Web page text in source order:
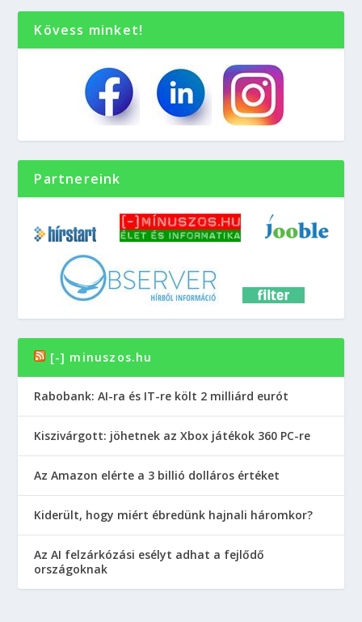
Kövess minket!
Partnereink
[-] minuszos.hu
Rabobank: AI-ra és IT-re költ 2 milliárd eurót
Kiszivárgott: jöhetnek az Xbox játékok 360 PC-re
Az Amazon elérte a 3 billió dolláros értéket
Kiderült, hogy miért ébredünk hajnali háromkor?
Az AI felzárkózási esélyt adhat a fejlődő
országoknak